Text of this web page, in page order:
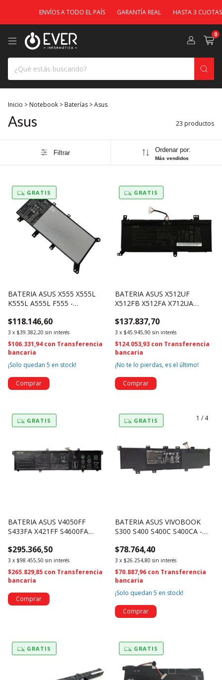
ENVÍOS A TODO EL PAÍS GARANTÍA REAL HASTA 3 CUOTAS
0
Inicio > Notebook > Baterías >Asus
Asus 23 productos
Filtrar Ordenar por:
Más vendidos
GRATIS
BATERIA ASUS X555 X555L
K555L A555L F555 -
$118.146,60
3 x $39.382,20 sin interés
$106.331,94 con Transferencia
bancaria
¡Solo quedan 5 en stock!
GRATIS
BATERIA ASUS X512UF
X512FB X512FA X712UA
B21N1818-3 (195)
$137.837,70
3 x $45.945,90 sin interés
$124.053,93 con Transferencia
bancaria
¡No te lo pierdas, es el último!
GRATIS
BATERIA ASUS V4050FF
S433FA X421FF S4600FA
$295.366,50
3 x $98.455,50 sin interés
$265.829,85 con Transferencia
bancaria
1 / 4
GRATIS
BATERIA ASUS VIVOBOOK
S300 S400 S400C S400CA -
$78.764,40
3 x $26.254,80 sin interés
$70.887,96 con Transferencia
bancaria
¡Solo quedan 5 en stock!
GRATIS GRATIS